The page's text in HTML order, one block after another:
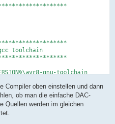
toolchain
gnu-toolchain
Compiler oben einstellen und dann
ob man die einfache DAC-
Quellen werden im gleichen